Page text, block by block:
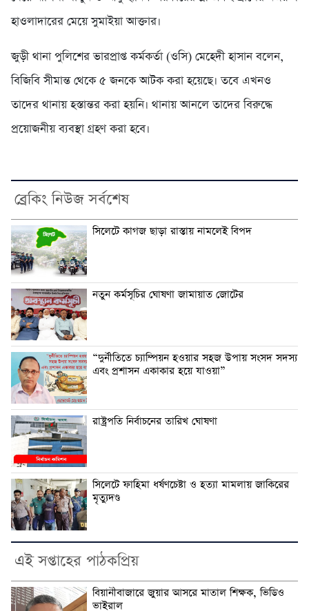
হাওলাদারের মেয়ে সুমাইয়া আক্তার।
জুড়ী থানা পুলিশের ভারপ্রাপ্ত কর্মকর্তা (ওসি) মেহেদী হাসান বলেন,
বিজিবি সীমান্ত থেকে ৫ জনকে আটক করা হয়েছে। তবে এখনও
তাদের থানায় হস্তান্তর করা হয়নি। থানায় আনলে তাদের বিরুদ্ধে
প্রয়োজনীয় ব্যবস্থা গ্রহণ করা হবে।
ব্রেকিং নিউজ সর্বশেষ
সিলেটে কাগজ ছাড়া রাস্তায় নামলেই বিপদ
নতুন কর্মসূচির ঘোষণা জামায়াত জোটের
“দুর্নীতিতে চ্যাম্পিয়ন হওয়ার সহজ উপায় সংসদ সদস্য
এবং প্রশাসন একাকার হয়ে যাওয়া”
রাষ্ট্রপতি নির্বাচনের তারিখ ঘোষণা
সিলেটে ফাহিমা ধর্ষণচেষ্টা ও হত্যা মামলায় জাকিরের
মৃত্যুদণ্ড
এই সপ্তাহের পাঠকপ্রিয়
বিয়ানীবাজারে জুয়ার আসরে মাতাল শিক্ষক, ভিডিও
ভাইরাল